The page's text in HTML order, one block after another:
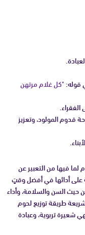
قوله:"كل غلام مرتهن
الفقراء.
قدوم المولود، وتعزيز
فيها من التعبير عن
على أدائها في أفضل وقتٍ
حيث السن والسلامة، وأداء
طريقة توزيع لحوم
شعيرة تربوية، وعبادة